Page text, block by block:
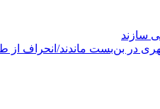
انحراف از طرح جامع ۱۳۸۶ به